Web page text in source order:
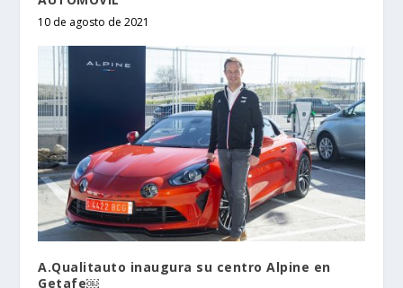
10 de agosto de 2021
A.Qualitauto inaugura su centro Alpine en
Getafe￼